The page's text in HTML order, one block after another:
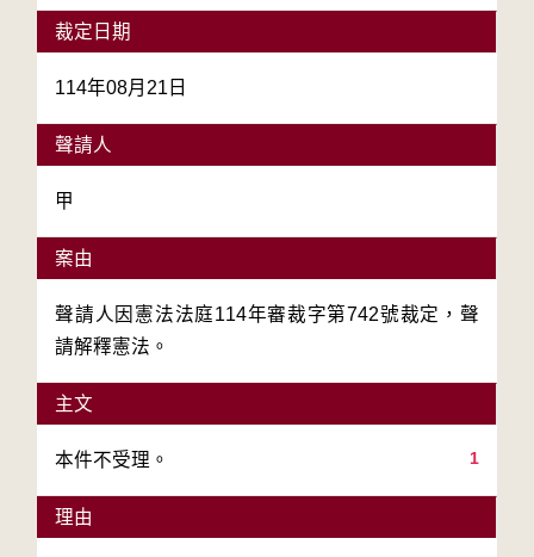
裁定日期
114年08月21日
聲請人
甲
案由
聲請人因憲法法庭114年審裁字第742號裁定，聲
請解釋憲法。
主文
1
本件不受理。
理由